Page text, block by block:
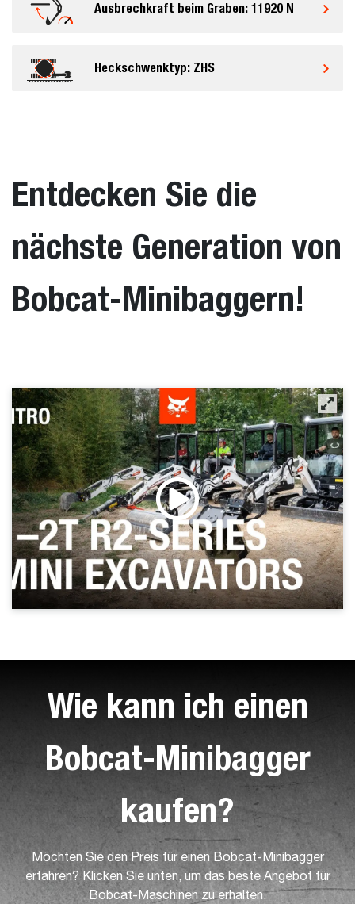
Ausbrechkraft beim Graben: 11920 N
Heckschwenktyp: ZHS
Entdecken Sie die
nächste Generation von
Bobcat-Minibaggern!
Wie kann ich einen
Bobcat-Minibagger
kaufen?
Möchten Sie den Preis für einen Bobcat-Minibagger
erfahren? Klicken Sie unten, um das beste Angebot für
Bobcat-Maschinen zu erhalten.